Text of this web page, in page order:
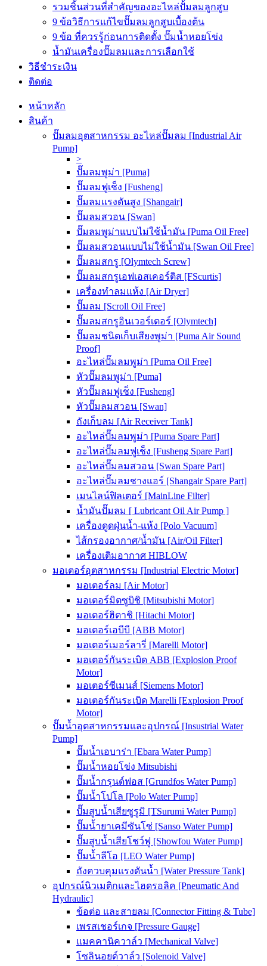
รวมชิ้นส่วนที่สำคัญของอะไหล่ปั้มลมลูกสูบ
9 ข้อวิธีการแก้ไขปั๊มลมลูกสูบเบื้องต้น
9 ข้อ ที่ควรรู้ก่อนการติดตั้ง ปั๊มน้ำหอยโข่ง
น้ำมันเครื่องปั๊มลมและการเลือกใช้
วิธีชำระเงิน
ติดต่อ
หน้าหลัก
สินค้า
ปั๊มลมอุตสาหกรรม อะไหล่ปั๊มลม [Industrial Air
Pump]
>
ปั๊มลมพูม่า [Puma]
ปั๊มลมฟูเช็ง [Fusheng]
ปั๊มลมแรงดันสูง [Shangair]
ปั๊มลมสวอน [Swan]
ปั๊มลมพูม่าแบบไม่ใช้น้ำมัน [Puma Oil Free]
ปั๊มลมสวอนแบบไม่ใช้น้ำมัน [Swan Oil Free]
ปั๊มลมสกรู [Olymtech Screw]
ปั๊มลมสกรูเอฟเอสเคอร์ติส [FScurtis]
เครื่องทำลมแห้ง [Air Dryer]
ปั๊มลม [Scroll Oil Free]
ปั๊มลมสกรูอินเวอร์เตอร์ [Olymtech]
ปั๊มลมชนิดเก็บเสียงพูม่า [Puma Air Sound
Proof]
อะไหล่ปั๊มลมพูม่า [Puma Oil Free]
หัวปั๊มลมพูม่า [Puma]
หัวปั๊มลมฟูเช็ง [Fusheng]
หัวปั๊มลมสวอน [Swan]
ถังเก็บลม [Air Receiver Tank]
อะไหล่ปั๊มลมพูม่า [Puma Spare Part]
อะไหล่ปั๊มลมฟูเช็ง [Fusheng Spare Part]
อะไหล่ปั๊มลมสวอน [Swan Spare Part]
อะไหล่ปั๊มลมชางแอร์ [Shangair Spare Part]
เมนไลน์ฟิลเตอร์ [MainLine Filter]
น้ำมันปั๊มลม [ Lubricant Oil Air Pump ]
เครื่องดูดฝุ่นน้ำ-แห้ง [Polo Vacuum]
ไส้กรองอากาศ/น้ำมัน [Air/Oil Filter]
เครื่องเติมอากาศ HIBLOW
มอเตอร์อุตสาหกรรม [Industrial Electric Motor]
มอเตอร์ลม [Air Motor]
มอเตอร์มิตซูบิชิ [Mitsubishi Motor]
มอเตอร์ฮิตาชิ [Hitachi Motor]
มอเตอร์เอบีบี [ABB Motor]
มอเตอร์เมอร์ลารี่ [Marelli Motor]
มอเตอร์กันระเบิด ABB [Explosion Proof
Motor]
มอเตอร์ซีเมนส์ [Siemens Motor]
มอเตอร์กันระเบิด Marelli [Explosion Proof
Motor]
ปั๊มน้ำอุตสาหกรรมและอุปกรณ์ [Insustrial Water
Pump]
ปั๊มน้ำเอบาร่า [Ebara Water Pump]
ปั๊มน้ำหอยโข่ง Mitsubishi
ปั๊มน้ำกรุนด์ฟอส [Grundfos Water Pump]
ปั๊มน้ำโปโล [Polo Water Pump]
ปั๊มสูบน้ำเสียซูรูมิ [TSurumi Water Pump]
ปั๊มน้ำยาเคมีซันโซ่ [Sanso Water Pump]
ปั๊มสูบน้ำเสียโชว์ฟู [Showfou Water Pump]
ปั๊มน้ำลีโอ [LEO Water Pump]
ถังควบคุมแรงดันน้ำ [Water Pressure Tank]
อุปกรณ์นิวเมติกและไฮดรอลิค [Pneumatic And
Hydraulic]
ข้อต่อ และสายลม [Connector Fitting & Tube]
เพรสเชอร์เกจ [Pressure Gauge]
แมคคานิควาล์ว [Mechanical Valve]
โซลินอยด์วาล์ว [Solenoid Valve]